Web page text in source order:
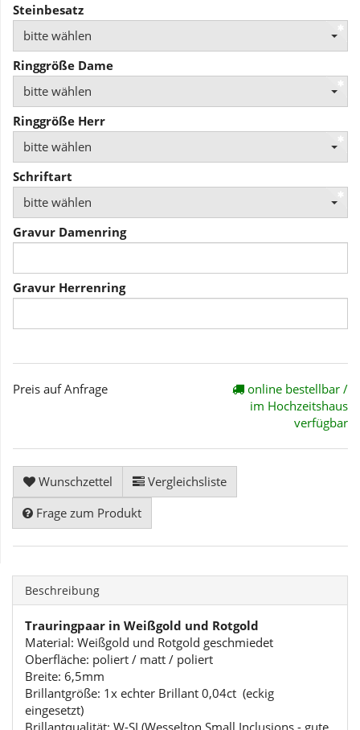
Steinbesatz
bitte wählen
Ringgröße Dame
bitte wählen
Ringgröße Herr
bitte wählen
Schriftart
bitte wählen
Gravur Damenring
Gravur Herrenring
Preis auf Anfrage
online bestellbar /
im Hochzeitshaus
verfügbar
Wunschzettel
Vergleichsliste
Frage zum Produkt
Beschreibung
Trauringpaar in Weißgold und Rotgold
Material: Weißgold und Rotgold geschmiedet
Oberfläche: poliert / matt / poliert
Breite: 6,5mm
Brillantgröße: 1x echter Brillant 0,04ct (eckig
eingesetzt)
Brillantqualität: W-SI (Wesselton Small Inclusions - gute